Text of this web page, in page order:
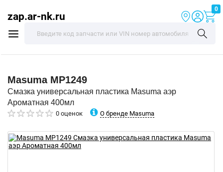
zap.ar-nk.ru
0
Masuma MP1249
Смазка универсальная пластика Masuma аэр
Ароматная 400мл
0 оценок О бренде Masuma